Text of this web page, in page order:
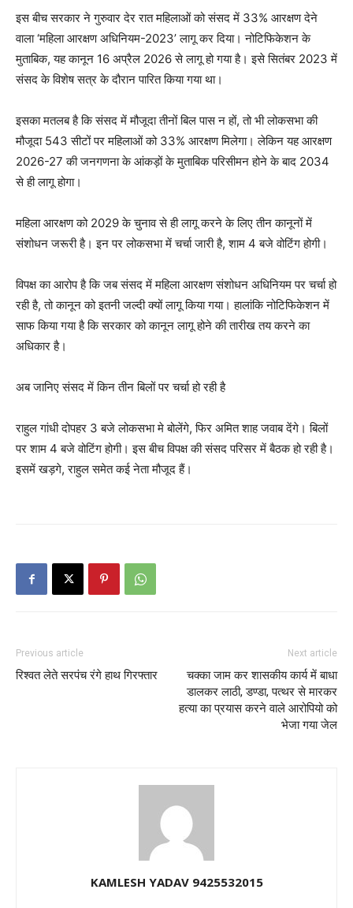
इस बीच सरकार ने गुरुवार देर रात महिलाओं को संसद में 33% आरक्षण देने
वाला ‘महिला आरक्षण अधिनियम-2023’ लागू कर दिया। नोटिफिकेशन के
मुताबिक, यह कानून 16 अप्रैल 2026 से लागू हो गया है। इसे सितंबर 2023 में
संसद के विशेष सत्र के दौरान पारित किया गया था।
इसका मतलब है कि संसद में मौजूदा तीनों बिल पास न हों, तो भी लोकसभा की
मौजूदा 543 सीटों पर महिलाओं को 33% आरक्षण मिलेगा। लेकिन यह आरक्षण
2026-27 की जनगणना के आंकड़ों के मुताबिक परिसीमन होने के बाद 2034
से ही लागू होगा।
महिला आरक्षण को 2029 के चुनाव से ही लागू करने के लिए तीन कानूनों में
संशोधन जरूरी है। इन पर लोकसभा में चर्चा जारी है, शाम 4 बजे वोटिंग होगी।
विपक्ष का आरोप है कि जब संसद में महिला आरक्षण संशोधन अधिनियम पर चर्चा हो
रही है, तो कानून को इतनी जल्दी क्यों लागू किया गया। हालांकि नोटिफिकेशन में
साफ किया गया है कि सरकार को कानून लागू होने की तारीख तय करने का
अधिकार है।
अब जानिए संसद में किन तीन बिलों पर चर्चा हो रही है
राहुल गांधी दोपहर 3 बजे लोकसभा मे बोलेंगे, फिर अमित शाह जवाब देंगे। बिलों
पर शाम 4 बजे वोटिंग होगी। इस बीच विपक्ष की संसद परिसर में बैठक हो रही है।
इसमें खड़गे, राहुल समेत कई नेता मौजूद हैं।
Previous article
रिश्वत लेते सरपंच रंगे हाथ गिरफ्तार
Next article
चक्का जाम कर शासकीय कार्य में बाधा
डालकर लाठी, डण्डा, पत्थर से मारकर
हत्या का प्रयास करने वाले आरोपियो को
भेजा गया जेल
KAMLESH YADAV 9425532015